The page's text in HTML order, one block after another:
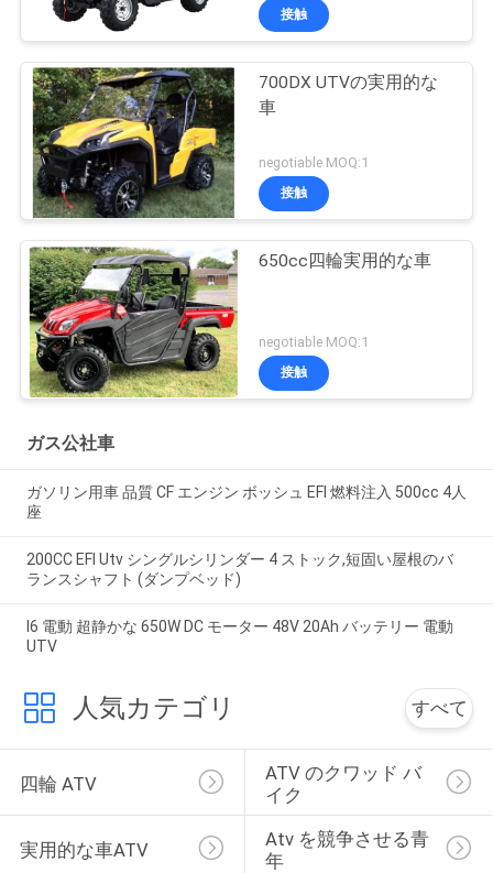
接触
700DX UTVの実用的な
車
negotiable MOQ:1
接触
650cc四輪実用的な車
negotiable MOQ:1
接触
ガス公社車
ガソリン用車 品質 CF エンジン ボッシュ EFI 燃料注入 500cc 4人
座
200CC EFI Utv シングルシリンダー 4 ストック,短固い屋根のバ
ランスシャフト (ダンプベッド)
I6 電動 超静かな 650W DC モーター 48V 20Ah バッテリー 電動
UTV
人気カテゴリ すべて
四輪 ATV
ATV のクワッド バ
イク
実用的な車ATV
Atv を競争させる青
年